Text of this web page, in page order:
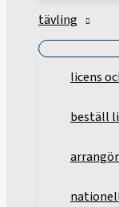
tävling
licens
beställ